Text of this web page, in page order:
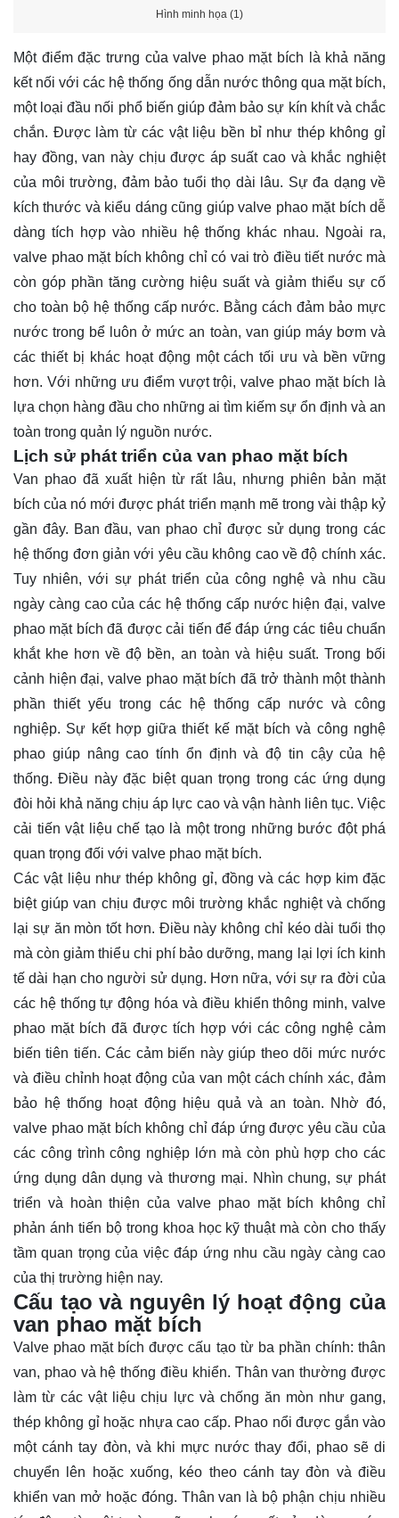
Hình minh họa (1)
Một điểm đặc trưng của valve phao mặt bích là khả năng
kết nối với các hệ thống ống dẫn nước thông qua mặt bích,
một loại đầu nối phổ biến giúp đảm bảo sự kín khít và chắc
chắn. Được làm từ các vật liệu bền bỉ như thép không gỉ
hay đồng, van này chịu được áp suất cao và khắc nghiệt
của môi trường, đảm bảo tuổi thọ dài lâu. Sự đa dạng về
kích thước và kiểu dáng cũng giúp valve phao mặt bích dễ
dàng tích hợp vào nhiều hệ thống khác nhau. Ngoài ra,
valve phao mặt bích không chỉ có vai trò điều tiết nước mà
còn góp phần tăng cường hiệu suất và giảm thiểu sự cố
cho toàn bộ hệ thống cấp nước. Bằng cách đảm bảo mực
nước trong bể luôn ở mức an toàn, van giúp máy bơm và
các thiết bị khác hoạt động một cách tối ưu và bền vững
hơn. Với những ưu điểm vượt trội, valve phao mặt bích là
lựa chọn hàng đầu cho những ai tìm kiếm sự ổn định và an
toàn trong quản lý nguồn nước.
Lịch sử phát triển của van phao mặt bích
Van phao đã xuất hiện từ rất lâu, nhưng phiên bản mặt
bích của nó mới được phát triển mạnh mẽ trong vài thập kỷ
gần đây. Ban đầu, van phao chỉ được sử dụng trong các
hệ thống đơn giản với yêu cầu không cao về độ chính xác.
Tuy nhiên, với sự phát triển của công nghệ và nhu cầu
ngày càng cao của các hệ thống cấp nước hiện đại, valve
phao mặt bích đã được cải tiến để đáp ứng các tiêu chuẩn
khắt khe hơn về độ bền, an toàn và hiệu suất. Trong bối
cảnh hiện đại, valve phao mặt bích đã trở thành một thành
phần thiết yếu trong các hệ thống cấp nước và công
nghiệp. Sự kết hợp giữa thiết kế mặt bích và công nghệ
phao giúp nâng cao tính ổn định và độ tin cậy của hệ
thống. Điều này đặc biệt quan trọng trong các ứng dụng
đòi hỏi khả năng chịu áp lực cao và vận hành liên tục. Việc
cải tiến vật liệu chế tạo là một trong những bước đột phá
quan trọng đối với valve phao mặt bích.
Các vật liệu như thép không gỉ, đồng và các hợp kim đặc
biệt giúp van chịu được môi trường khắc nghiệt và chống
lại sự ăn mòn tốt hơn. Điều này không chỉ kéo dài tuổi thọ
mà còn giảm thiểu chi phí bảo dưỡng, mang lại lợi ích kinh
tế dài hạn cho người sử dụng. Hơn nữa, với sự ra đời của
các hệ thống tự động hóa và điều khiển thông minh, valve
phao mặt bích đã được tích hợp với các công nghệ cảm
biến tiên tiến. Các cảm biến này giúp theo dõi mức nước
và điều chỉnh hoạt động của van một cách chính xác, đảm
bảo hệ thống hoạt động hiệu quả và an toàn. Nhờ đó,
valve phao mặt bích không chỉ đáp ứng được yêu cầu của
các công trình công nghiệp lớn mà còn phù hợp cho các
ứng dụng dân dụng và thương mại. Nhìn chung, sự phát
triển và hoàn thiện của valve phao mặt bích không chỉ
phản ánh tiến bộ trong khoa học kỹ thuật mà còn cho thấy
tầm quan trọng của việc đáp ứng nhu cầu ngày càng cao
của thị trường hiện nay.
Cấu tạo và nguyên lý hoạt động của
van phao mặt bích
Valve phao mặt bích được cấu tạo từ ba phần chính: thân
van, phao và hệ thống điều khiển. Thân van thường được
làm từ các vật liệu chịu lực và chống ăn mòn như gang,
thép không gỉ hoặc nhựa cao cấp. Phao nổi được gắn vào
một cánh tay đòn, và khi mực nước thay đổi, phao sẽ di
chuyển lên hoặc xuống, kéo theo cánh tay đòn và điều
khiển van mở hoặc đóng. Thân van là bộ phận chịu nhiều